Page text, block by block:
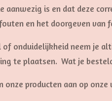
aanwezig is en dat deze
en het doorgeven van
onduidelijkheid neem je
te plaatsen. Wat je
onze producten aan op